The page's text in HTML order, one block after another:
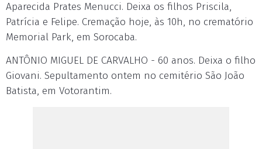
Aparecida Prates Menucci. Deixa os filhos Priscila,
Patrícia e Felipe. Cremação hoje, às 10h, no crematório
Memorial Park, em Sorocaba.
ANTÔNIO MIGUEL DE CARVALHO - 60 anos. Deixa o filho
Giovani. Sepultamento ontem no cemitério São João
Batista, em Votorantim.